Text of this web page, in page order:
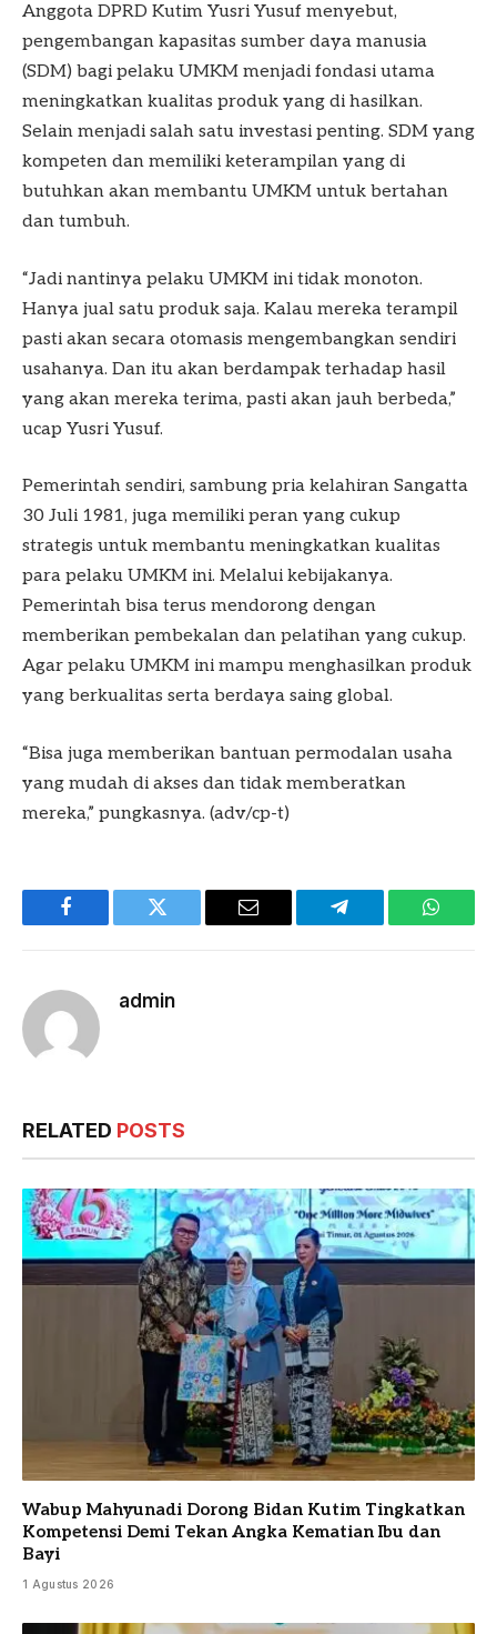
Anggota DPRD Kutim Yusri Yusuf menyebut,
pengembangan kapasitas sumber daya manusia
(SDM) bagi pelaku UMKM menjadi fondasi utama
meningkatkan kualitas produk yang di hasilkan.
Selain menjadi salah satu investasi penting. SDM yang
kompeten dan memiliki keterampilan yang di
butuhkan akan membantu UMKM untuk bertahan
dan tumbuh.
“Jadi nantinya pelaku UMKM ini tidak monoton.
Hanya jual satu produk saja. Kalau mereka terampil
pasti akan secara otomasis mengembangkan sendiri
usahanya. Dan itu akan berdampak terhadap hasil
yang akan mereka terima, pasti akan jauh berbeda,”
ucap Yusri Yusuf.
Pemerintah sendiri, sambung pria kelahiran Sangatta
30 Juli 1981, juga memiliki peran yang cukup
strategis untuk membantu meningkatkan kualitas
para pelaku UMKM ini. Melalui kebijakanya.
Pemerintah bisa terus mendorong dengan
memberikan pembekalan dan pelatihan yang cukup.
Agar pelaku UMKM ini mampu menghasilkan produk
yang berkualitas serta berdaya saing global.
“Bisa juga memberikan bantuan permodalan usaha
yang mudah di akses dan tidak memberatkan
mereka,” pungkasnya. (adv/cp-t)
Facebook Twitter Email Telegram
admin
RELATED POSTS
Wabup Mahyunadi Dorong Bidan Kutim Tingkatkan
Kompetensi Demi Tekan Angka Kematian Ibu dan
Bayi
1 Agustus 2026